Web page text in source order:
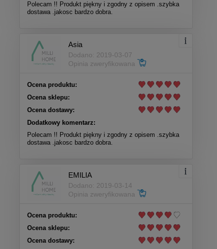
Polecam !! Produkt piękny i zgodny z opisem .szybka
dostawa .jakosc bardzo dobra.
Asia
Dodano: 2019-03-07
Opinia zweryfikowana
Ocena produktu:
Ocena sklepu:
Ocena dostawy:
Dodatkowy komentarz:
Polecam !! Produkt piękny i zgodny z opisem .szybka
dostawa .jakosc bardzo dobra.
EMILIA
Dodano: 2019-03-14
Opinia zweryfikowana
Ocena produktu:
Ocena sklepu:
Ocena dostawy: